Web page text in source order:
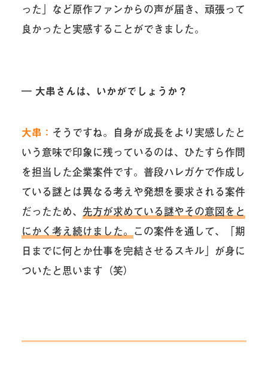
った」など原作ファンからの声が届き、頑張って
良かったと実感することができました。
― 大串さんは、いかがでしょうか？
大串： そうですね。自身が成長をより実感したと
いう意味で印象に残っているのは、ひたすら作問
を担当した企業案件です。普段ハレガケで作成し
ている謎とは異なる考えや発想を要求される案件
だったため、 先方が求めている謎やその意図をと
にかく考え続けました。この案件を通して、「期
日までに何とか仕事を完結させるスキル」が身に
ついたと思います（笑）